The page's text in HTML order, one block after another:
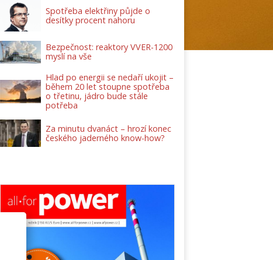
Spotřeba elektřiny půjde o
desítky procent nahoru
Bezpečnost: reaktory VVER-1200
myslí na vše
Hlad po energii se nedaří ukojit –
během 20 let stoupne spotřeba
o třetinu, jádro bude stále
potřeba
Za minutu dvanáct – hrozí konec
českého jaderného know-how?